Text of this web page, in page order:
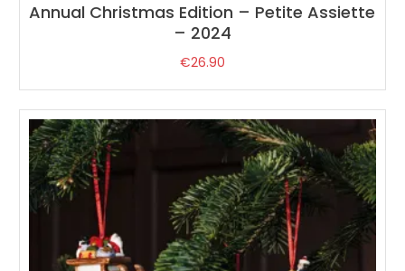
Annual Christmas Edition – Petite Assiette
– 2024
€26.90